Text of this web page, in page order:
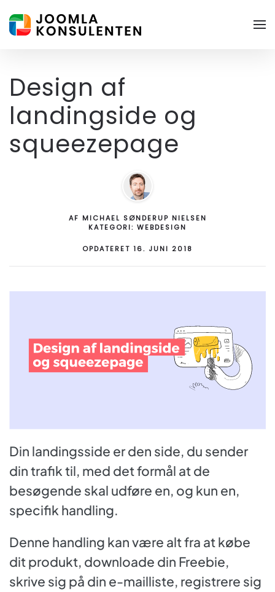
Skip to main content
Design af
landingside og
squeezepage
AF MICHAEL SØNDERUP NIELSEN
KATEGORI: WEBDESIGN
OPDATERET 16. JUNI 2018
Din landingsside er den side, du sender
din trafik til, med det formål at de
besøgende skal udføre en, og kun en,
specifik handling.
Denne handling kan være alt fra at købe
dit produkt, downloade din Freebie,
skrive sig på din e-mailliste, registrere sig